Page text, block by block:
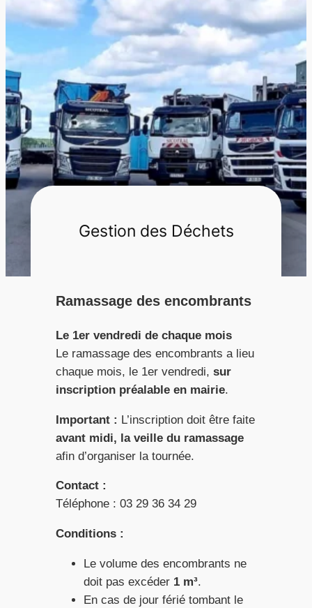
c
Gestion des Déchets
Ramassage des encombrants
Le 1er vendredi de chaque mois
Le ramassage des encombrants a lieu
chaque mois, le 1er vendredi, sur
inscription préalable en mairie.
Important : L’inscription doit être faite
avant midi, la veille du ramassage
afin d’organiser la tournée.
Contact :
Téléphone : 03 29 36 34 29
Conditions :
Le volume des encombrants ne
doit pas excéder 1 m³.
En cas de jour férié tombant le